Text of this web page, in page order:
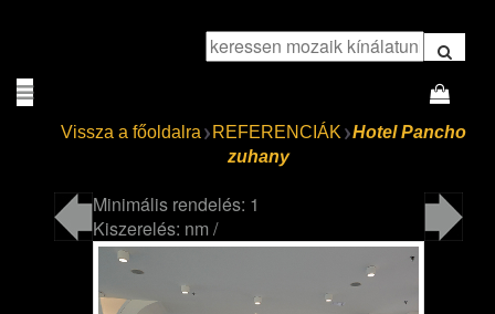
Vissza a főoldalra REFERENCIÁK
Hotel Pancho
zuhany
Minimális rendelés: 1
Kiszerelés: nm /